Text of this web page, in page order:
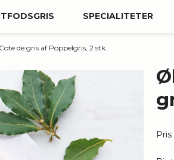
SPECIALITETER
de gris af Poppelgris, 2 stk.
Pris